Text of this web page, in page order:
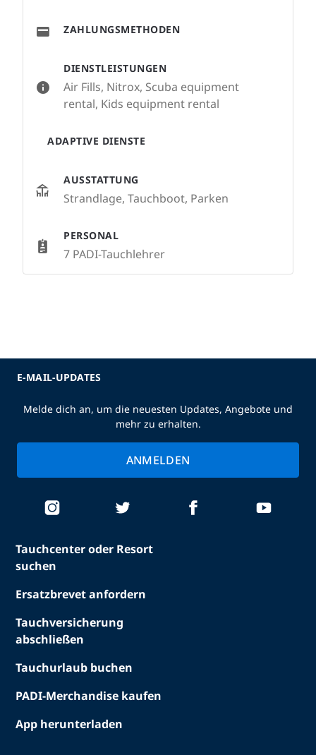
DIENSTLEISTUNGEN
Air Fills, Nitrox, Scuba equipment
rental, Kids equipment rental
ADAPTIVE DIENSTE
AUSSTATTUNG
Strandlage, Tauchboot, Parken
PERSONAL
7 PADI-Tauchlehrer
ZAHLUNGSMETHODEN
Tauchcenter oder Resort
suchen
Ersatzbrevet anfordern
Tauchversicherung
abschließen
Tauchurlaub buchen
PADI-Merchandise kaufen
App herunterladen
E-MAIL-UPDATES
Melde dich an, um die neuesten Updates, Angebote und
mehr zu erhalten.
ANMELDEN